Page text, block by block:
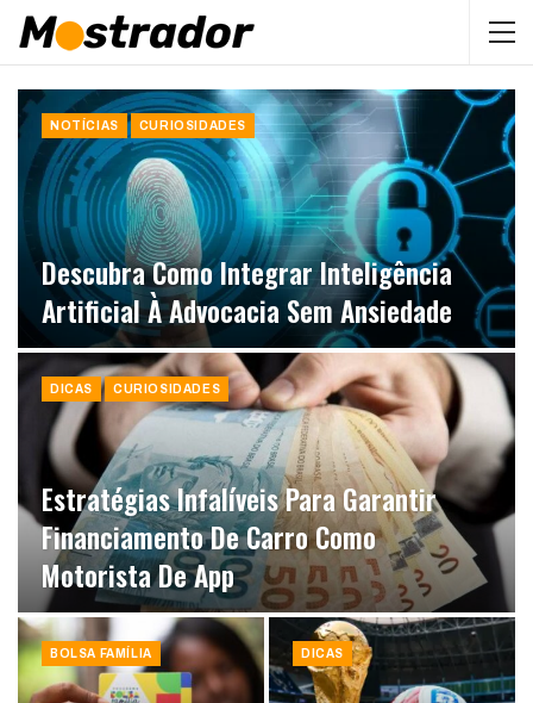
NOTÍCIAS CURIOSIDADES
Descubra Como Integrar Inteligência
Artificial À Advocacia Sem Ansiedade
DICAS CURIOSIDADES
Estratégias Infalíveis Para Garantir
Financiamento De Carro Como
Motorista De App
BOLSA FAMÍLIA DICAS